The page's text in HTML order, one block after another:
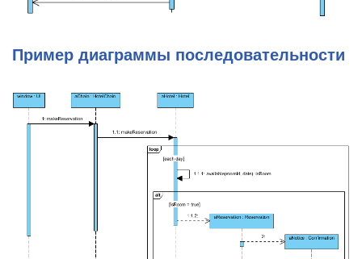
Пример диаграммы последовательности